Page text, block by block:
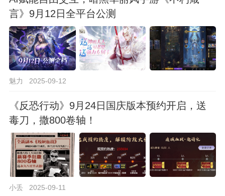
言》9月12日全平台公测
魅力 2025-09-12
《反恐行动》9月24日国庆版本预约开启，送
毒刀，撒800卷轴！
小丢 2025-09-11